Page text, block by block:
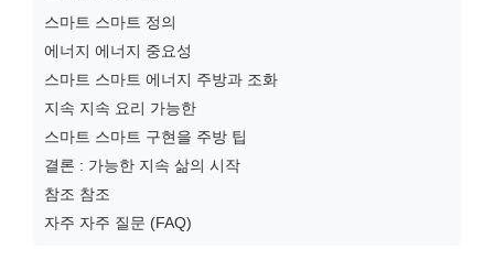
스마트 스마트 정의
에너지 에너지 중요성
스마트 스마트 에너지 주방과 조화
지속 지속 요리 가능한
스마트 스마트 구현을 주방 팁
결론 : 가능한 지속 삶의 시작
참조 참조
자주 자주 질문 (FAQ)